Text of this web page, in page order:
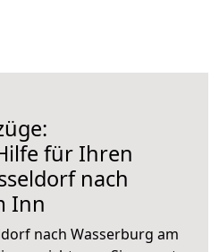
für Ihren
nach
Inn
nach Wasserburg am